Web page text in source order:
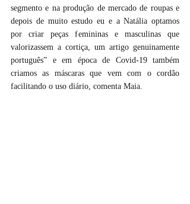
segmento e na produção de mercado de roupas e
depois de muito estudo eu e a Natália optamos
por criar peças femininas e masculinas que
valorizassem a cortiça, um artigo genuinamente
português” e em época de Covid-19 também
criamos as máscaras que vem com o cordão
facilitando o uso diário, comenta Maia.